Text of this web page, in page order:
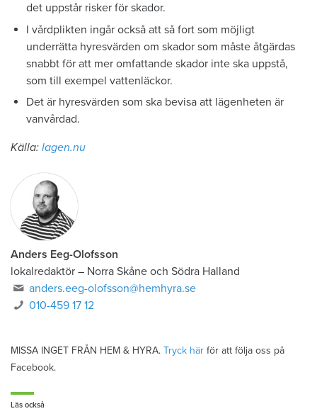
det uppstår risker för skador.
I vårdplikten ingår också att så fort som möjligt
underrätta hyresvärden om skador som måste åtgärdas
snabbt för att mer omfattande skador inte ska uppstå,
som till exempel vattenläckor.
Det är hyresvärden som ska bevisa att lägenheten är
vanvårdad.
Källa: lagen.nu
Anders Eeg-Olofsson
lokalredaktör – Norra Skåne och Södra Halland
anders.eeg-olofsson@hemhyra.se
010-459 17 12
MISSA INGET FRÅN HEM & HYRA. Tryck här för att följa oss på
Facebook.
Läs också